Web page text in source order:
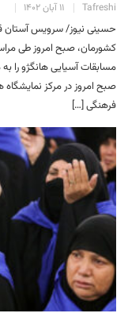
Tafreshi ۱۱ آبان ۱۴۰۲
حسینی نیوز/ سرویس آستان
کشورمان، صبح امروز طی
مسابقات آسیایی هانگژو را
صبح امروز در مرکز
فرهنگی […]